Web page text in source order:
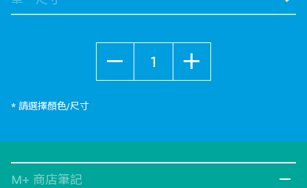
* 請選擇顏色/尺寸
M+ 商店筆記